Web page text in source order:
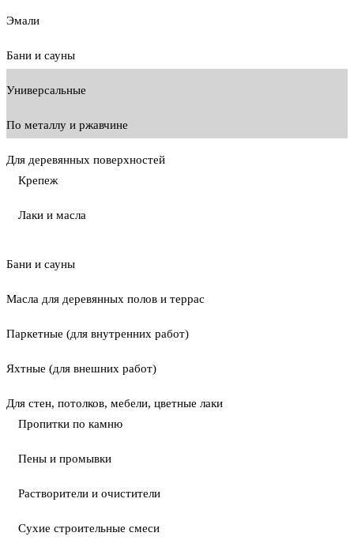
Эмали
Бани и сауны
Универсальные
По металлу и ржавчине
Для деревянных поверхностей
Крепеж
Лаки и масла
Бани и сауны
Масла для деревянных полов и террас
Паркетные (для внутренних работ)
Яхтные (для внешних работ)
Для стен, потолков, мебели, цветные лаки
Пропитки по камню
Пены и промывки
Растворители и очистители
Сухие строительные смеси